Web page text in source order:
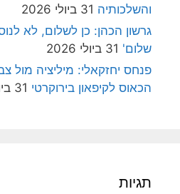
והשלכותיה 31 ביולי 2026
גרשון הכהן: כן לשלום, לא
שלום' 31 ביולי 2026
פנחס יחזקאלי: מיליציה מול
הכאוס לקיפאון בירוקרטי 31 ביולי 2026
תגיות